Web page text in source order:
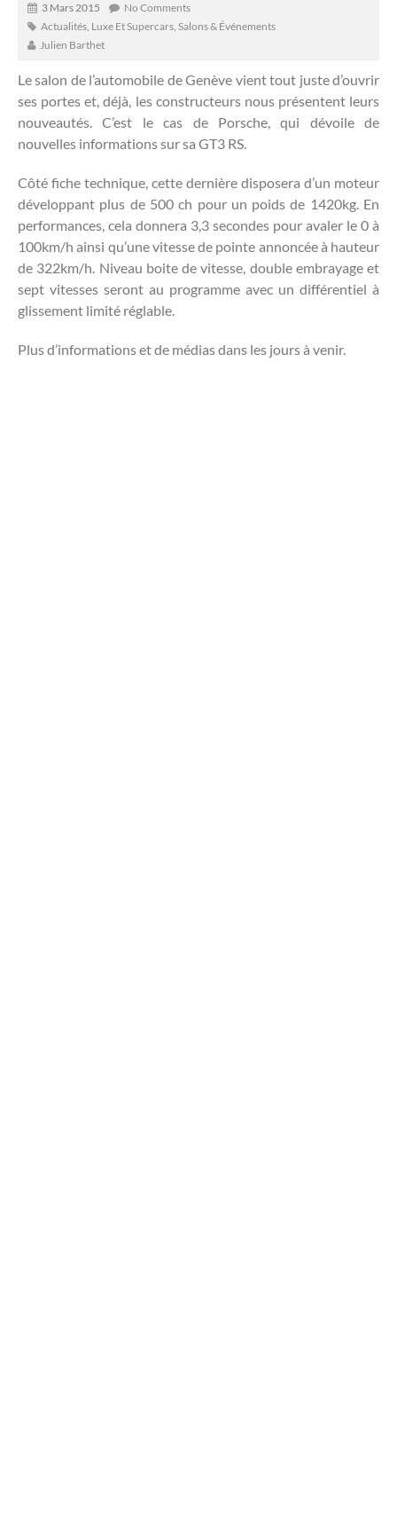
3 Mars 2015
No Comments
Actualités, Luxe Et Supercars, Salons & Événements
Julien Barthet
Le salon de l’automobile de Genève vient tout juste d’ouvrir
ses portes et, déjà, les constructeurs nous présentent leurs
nouveautés. C’est le cas de Porsche, qui dévoile de
nouvelles informations sur sa GT3 RS.
Côté fiche technique, cette dernière disposera d’un moteur
développant plus de 500 ch pour un poids de 1420kg. En
performances, cela donnera 3,3 secondes pour avaler le 0 à
100km/h ainsi qu’une vitesse de pointe annoncée à hauteur
de 322km/h. Niveau boite de vitesse, double embrayage et
sept vitesses seront au programme avec un différentiel à
glissement limité réglable.
Plus d’informations et de médias dans les jours à venir.